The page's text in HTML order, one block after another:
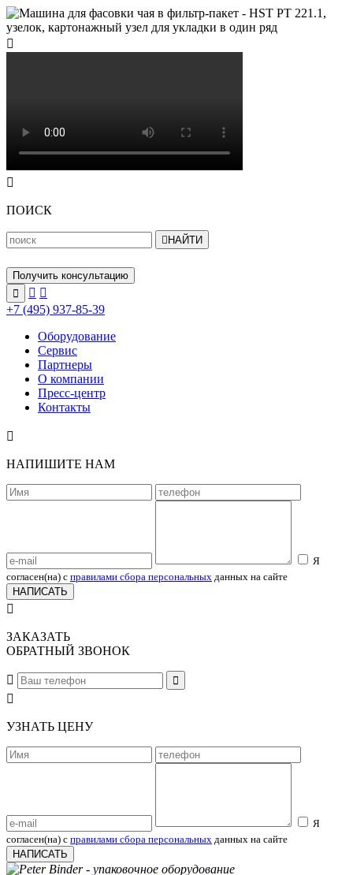


ПОИСК
 НАЙТИ
Получить консультацию

 
+7 (495) 937-85-39
Оборудование
Сервис
Партнеры
О компании
Пресс-центр
Контакты

НАПИШИТЕ НАМ
Я
согласен(на) с правилами сбора персональных данных на сайте
НАПИСАТЬ

ЗАКАЗАТЬ
ОБРАТНЫЙ ЗВОНОК
 

УЗНАТЬ ЦЕНУ
Я
согласен(на) с правилами сбора персональных данных на сайте
НАПИСАТЬ